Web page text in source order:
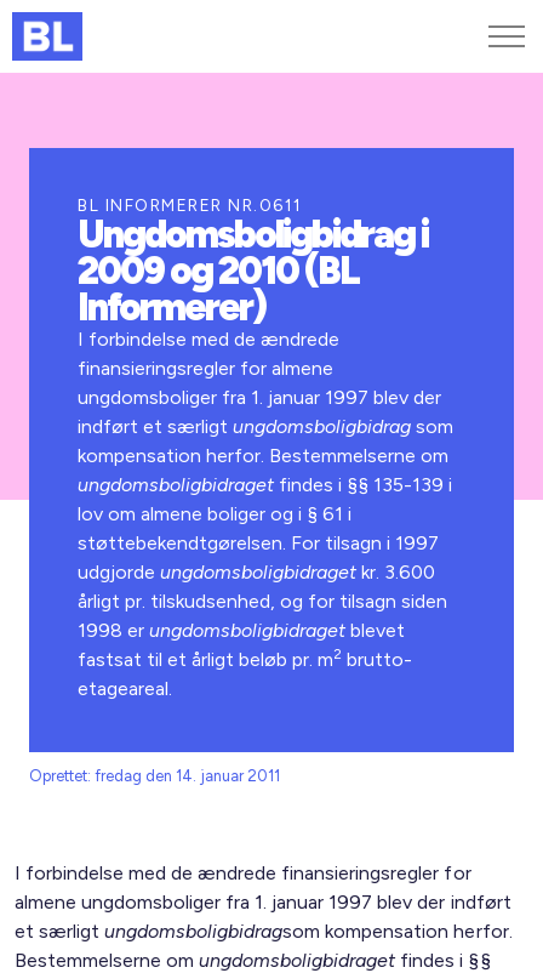
Kurser og arrangementer
Jobportalen
BL INFORMERER NR.0611
Ungdomsboligbidrag i
2009 og 2010 (BL
Informerer)
I forbindelse med de ændrede
finansieringsregler for almene
ungdomsboliger fra 1. januar 1997 blev der
indført et særligtungdomsboligbidragsom
kompensation herfor. Bestemmelserne om
ungdomsboligbidraget findes i §§ 135-139 i
lov om almene boliger og i § 61 i
støttebekendt­gørelsen. For tilsagn i 1997
udgjordeungdomsboligbidraget kr. 3.600
årligt pr. tilskudsenhed, og for tilsagn siden
1998 erungdomsboligbidraget blevet
fastsat til et årligt beløb pr. m2 brutto-
etageareal.
Oprettet: fredag den 14. januar 2011
I forbindelse med de ændrede finansieringsregler for
almene ungdomsboliger fra 1. januar 1997 blev der indført
et særligtungdomsboligbidragsom kompensation herfor.
Bestemmelserne omungdomsboligbidraget findes i §§